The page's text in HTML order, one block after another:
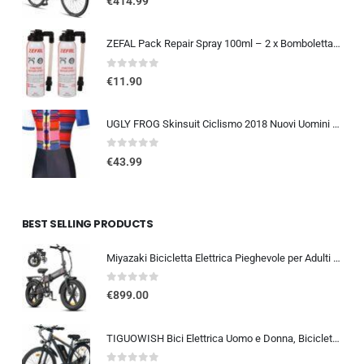
ZEFAL Pack Repair Spray 100ml – 2 x Bomboletta Ripara Gomme Bici – Gonfia e Ripara Bici – Schrader, Presta e Dunlop – 2 botti
0out of 5
€11.90
UGLY FROG Skinsuit Ciclismo 2018 Nuovi Uomini Traspirante Primavera Estate A Maniche Corta Ciclismo Body All’aperto Sports…
0out of 5
€43.99
BEST SELLING PRODUCTS
Miyazaki Bicicletta Elettrica Pieghevole per Adulti – Ebike con Motore Brushless – Batteria Rimovibile 48V 14Ah – Bicicletta
0out of 5
€899.00
TIGUOWISH Bici Elettrica Uomo e Donna, Bicicletta Elettrica 29 Pollici con Motore Posteriore 250W, Autonomia fino a 90 km,…